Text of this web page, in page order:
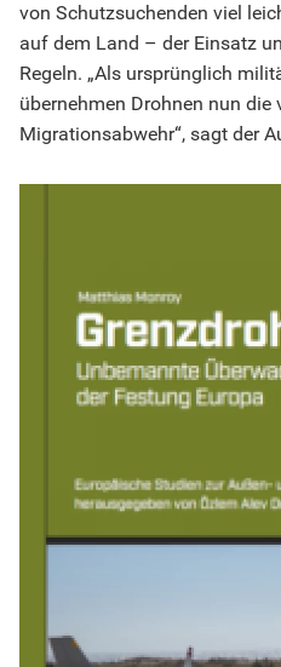
von Schutzsuchenden viel
auf dem Land – der Einsatz
Regeln. „Als ursprünglich
übernehmen Drohnen nun die
Migrationsabwehr“, sagt der